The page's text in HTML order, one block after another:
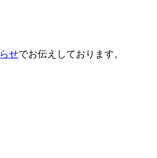
せでお伝えしております。